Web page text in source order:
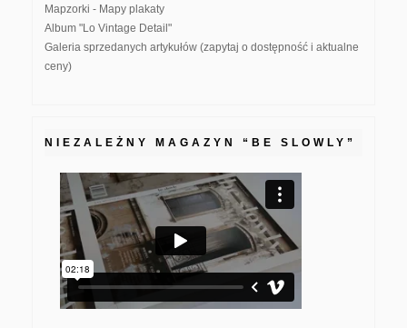
Mapzorki - Mapy plakaty
Album "Lo Vintage Detail"
Galeria sprzedanych artykułów (zapytaj o dostępność i aktualne
ceny)
NIEZALEŻNY MAGAZYN “BE SLOWLY”